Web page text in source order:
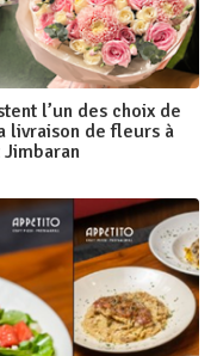
l’un des choix de
livraison de fleurs à